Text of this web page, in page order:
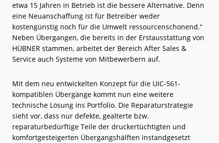
etwa 15 Jahren in Betrieb ist die bessere Alternative. Denn
eine Neuanschaffung ist für Betreiber weder
kostengünstig noch für die Umwelt ressourcenschonend.“
Neben Übergangen, die bereits in der Erstausstattung von
HÜBNER stammen, arbeitet der Bereich After Sales &
Service auch Systeme von Mitbewerbern auf.
Mit dem neu entwickelten Konzept für die UIC-561-
kompatiblen Übergänge kommt nun eine weitere
technische Lösung ins Portfolio. Die Reparaturstrategie
sieht vor, dass nur defekte, gealterte bzw.
reparaturbedürftige Teile der druckertüchtigten und
komfortgesteigerten Übergangshälften instandgesetzt